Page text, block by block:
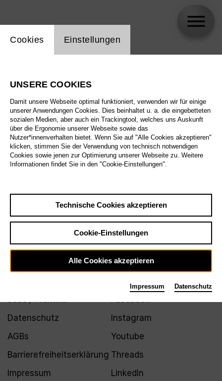
Biographie
Spielplan
Jobs / Praktika
Datenschutz
AGBs
Barrierefreiheitserklärung
Impressum
Facebook
Instagram
Youtube
Threads
LinkedIn
Einstellung Website Cookie
Cookies Einstellungen
UNSERE COOKIES
Damit unsere Webseite optimal funktioniert, verwenden wir für einige
unserer Anwendungen Cookies. Dies beinhaltet u. a. die eingebetteten
sozialen Medien, aber auch ein Trackingtool, welches uns Auskunft
über die Ergonomie unserer Webseite sowie das
Nutzer*innenverhalten bietet. Wenn Sie auf "Alle Cookies akzeptieren"
klicken, stimmen Sie der Verwendung von technisch notwendigen
Cookies sowie jenen zur Optimierung unserer Webseite zu. Weitere
Informationen findet Sie in den "Cookie-Einstellungen".
Technische Cookies akzeptieren
Cookie-Einstellungen
Alle Cookies akzeptieren
Impressum Datenschutz